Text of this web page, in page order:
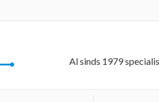
Al sinds 1979